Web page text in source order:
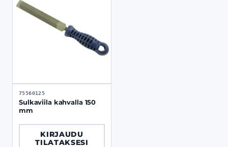
75560125
Sulkaviila kahvalla 150
mm
KIRJAUDU
TILATAKSESI